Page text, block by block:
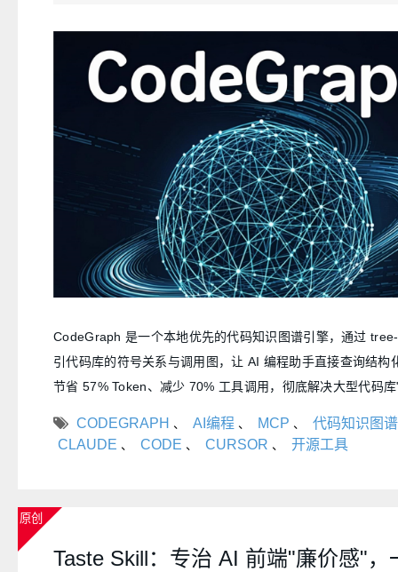
CodeGraph 是一个本地优先的代码知识图谱引擎，通过
引代码库的符号关系与调用图，让 AI 编程助手直接查询结构
节省 57% Token、减少 70% 工具调用，彻底解决大型代码
CODEGRAPH 、 AI编程 、 MCP 、
代码知识图谱
CLAUDE 、 CODE 、 CURSOR 、 开源工具
原创
Taste Skill：专治 AI 前端"廉价感"，